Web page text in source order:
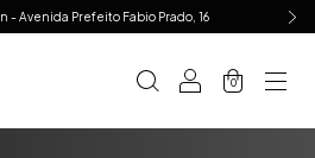
- Avenida Prefeito Fabio Prado, 16
0